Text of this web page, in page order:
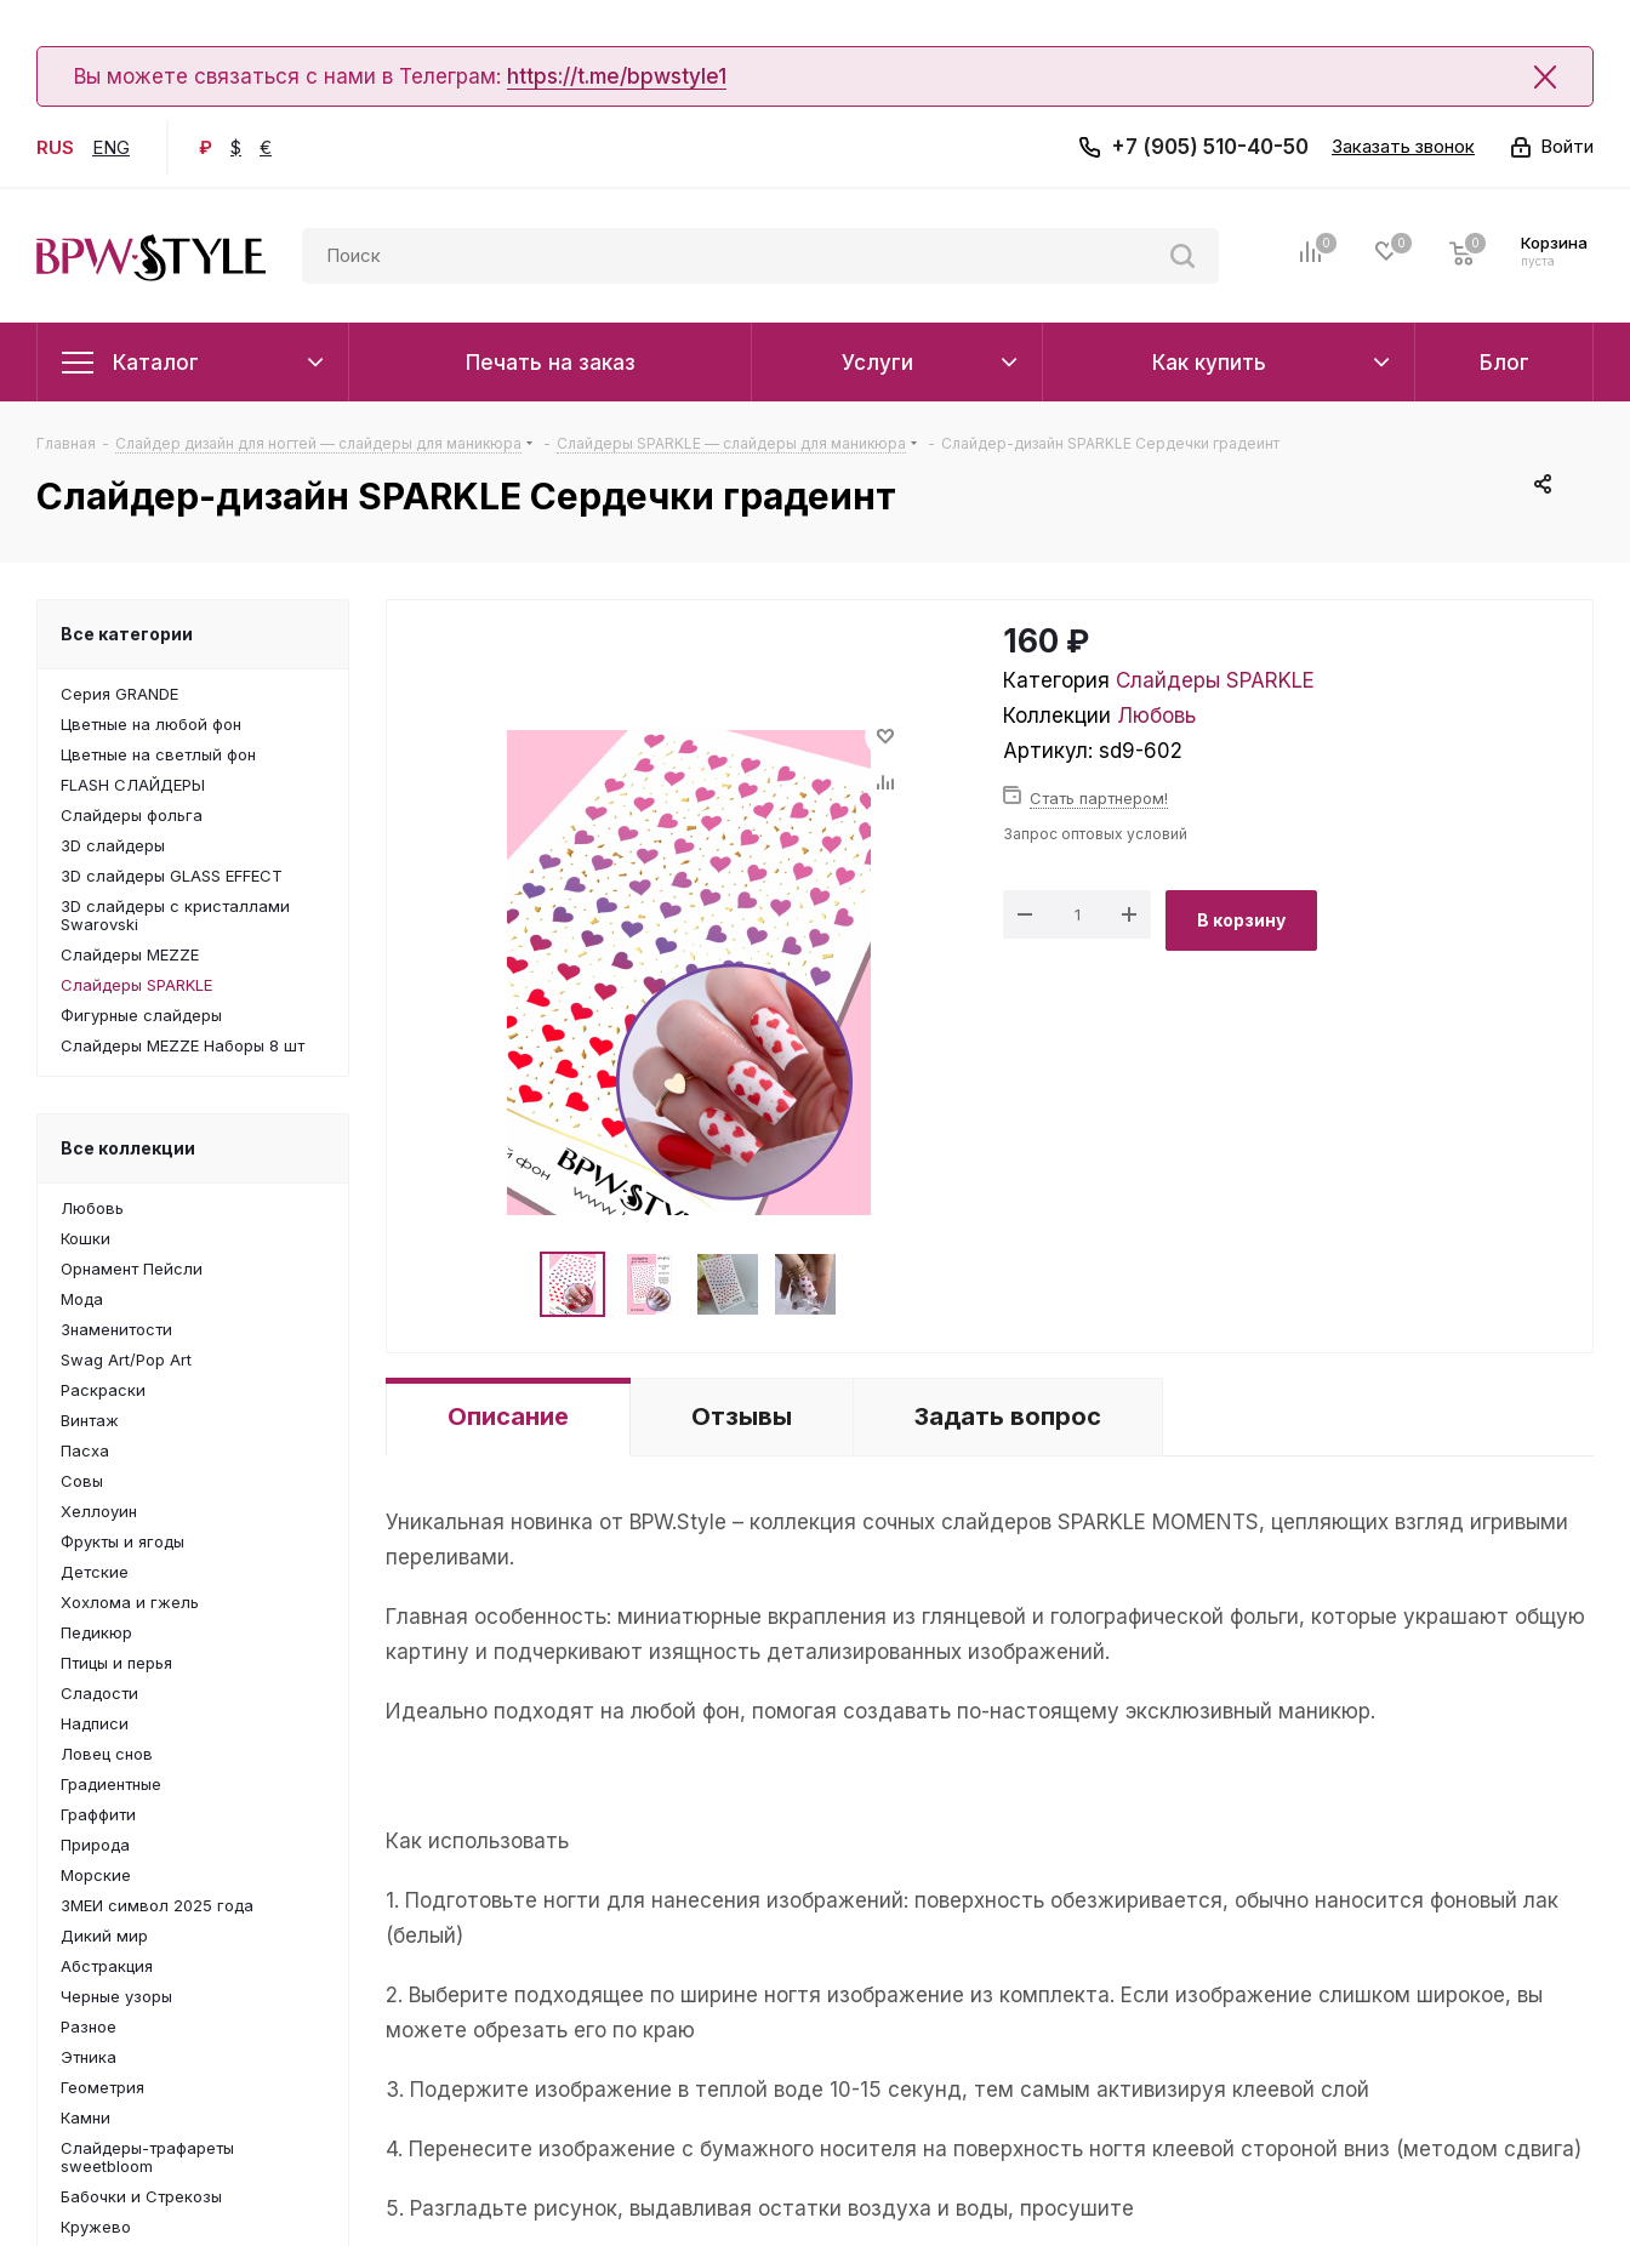
Вы можете связаться с нами в Телеграм: https://t.me/bpwstyle1
RUS ENG ₽ $ € Войти
+7 (905) 510-40-50 Заказать звонок
0 0 Корзина
0
пуста
0
Каталог Печать на заказ Услуги Как купить Блог
Главная - Слайдер дизайн для ногтей — слайдеры для маникюра - Слайдеры SPARKLE — слайдеры для маникюра - Слайдер-дизайн SPARKLE Сердечки градеинт
Слайдер-дизайн SPARKLE Сердечки градеинт
160 ₽
Категория Слайдеры SPARKLE
Коллекции Любовь
Артикул: sd9-602
Стать партнером!
Запрос оптовых условий
В корзину
Описание Отзывы Задать вопрос
Уникальная новинка от BPW.Style – коллекция сочных слайдеров SPARKLE MOMENTS, цепляющих взгляд игривыми
переливами.
Главная особенность: миниатюрные вкрапления из глянцевой и голографической фольги, которые украшают общую
картину и подчеркивают изящность детализированных изображений.
Идеально подходят на любой фон, помогая создавать по-настоящему эксклюзивный маникюр.
Как использовать
1. Подготовьте ногти для нанесения изображений: поверхность обезжиривается, обычно наносится фоновый лак
(белый)
2. Выберите подходящее по ширине ногтя изображение из комплекта. Если изображение слишком широкое, вы
можете обрезать его по краю
3. Подержите изображение в теплой воде 10-15 секунд, тем самым активизируя клеевой слой
4. Перенесите изображение с бумажного носителя на поверхность ногтя клеевой стороной вниз (методом сдвига)
5. Разгладьте рисунок, выдавливая остатки воздуха и воды, просушите
Все категории
Серия GRANDE
Цветные на любой фон
Цветные на светлый фон
FLASH СЛАЙДЕРЫ
Слайдеры фольга
3D слайдеры
3D слайдеры GLASS EFFECT
3D слайдеры с кристаллами
Swarovski
Слайдеры MEZZE
Слайдеры SPARKLE
Фигурные слайдеры
Слайдеры MEZZE Наборы 8 шт
Все коллекции
Любовь
Кошки
Орнамент Пейсли
Мода
Знаменитости
Swag Art/Pop Art
Раскраски
Винтаж
Пасха
Совы
Хеллоуин
Фрукты и ягоды
Детские
Хохлома и гжель
Педикюр
Птицы и перья
Сладости
Надписи
Ловец снов
Градиентные
Граффити
Природа
Морские
ЗМЕИ символ 2025 года
Дикий мир
Абстракция
Черные узоры
Разное
Этника
Геометрия
Камни
Слайдеры-трафареты
sweetbloom
Бабочки и Стрекозы
Кружево